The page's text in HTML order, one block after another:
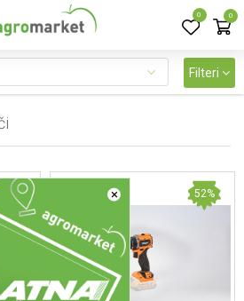
0 0
×
Filteri
43% 52%